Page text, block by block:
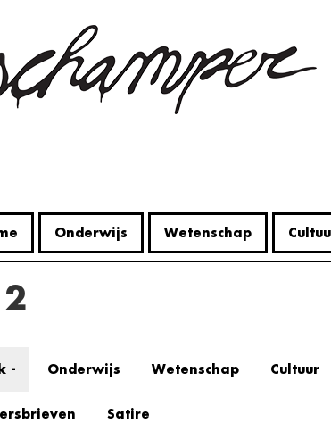
Onderwijs Wetenschap
- Onderwijs Wetenschap Cultuur
Satire